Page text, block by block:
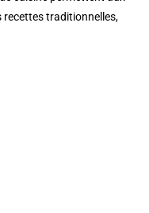
recettes traditionnelles,